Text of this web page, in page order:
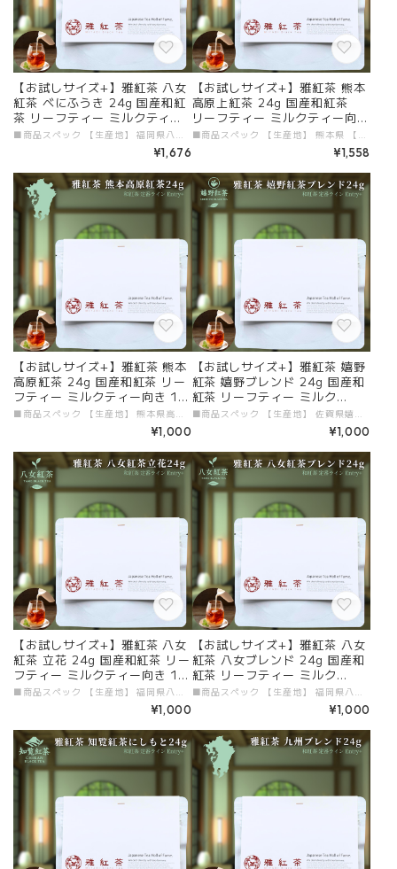
【お試しサイズ+】雅紅茶 八女
紅茶 べにふうき 24g 国産和紅
茶 リーフティー ミルクティー
向き 1000円ポッキリ | お茶 日
本茶 紅茶 和紅茶 茶の支度 送料
無料 丁寧なくらし 【定番】【E
ntry+】
■商品スペック 【生産地】 福岡県八女 【原材料】 国産和紅茶（べにふうき） 【添加物】 すべて不使用 【茶葉タイプ】 リーフティー 【内容量】 24g 【加工者・販売者】 有限会社ガーラジャパン # 商品説明文 「お試しサイズ+ 雅紅茶 八女紅茶 べにふうき 24g」が新登場！福岡県八女で自慢の「べにふうき」を贅沢に使用したこの和紅茶は、華やかで芳醇な香りが特徴です。しっかりしたコクと甘みが魅力の一杯で、特別なティータイムをお楽しみいただけます。また、美味しい紅茶の淹れ方冊子付きですので、初心者の方でも安心して楽しめます。 ■ 毎日のリフレッシュに最適！ 24gのパックは、八女紅茶 べにふうきを手軽に楽しむのにぴったり。豊かな香りと深い味わいが日常の疲れを癒し、心をリフレッシュします。クリーミーなミルクティーとしても楽しめるので、自分だけのアレンジを楽しむのも良いでしょう！ ■ 八女の特性豊かな味わい 八女紅茶 べにふうきは、自然の恵みと丁寧な栽培により生まれた特別な茶葉です。その独自の香りとコクが、リラクゼーションのひとときをより一層特別にしてくれます。国産和紅茶の美味しさを、ぜひこの機会に体験してください。 ■ 送料無料で手軽にお届け 便利なメール便を利用し、送料無料でお届けいたします。多忙な日常の中でも、高品質な和紅茶を手軽に楽しめるのは嬉しいポイントです。この機会に、八女の特製和紅茶をぜひお試しください！ 贅沢なひとときを「お試しサイズ+ 雅紅茶 八女紅茶 べにふうき 24g」で体験し、特別なティータイムをお楽しみください！
¥1,676
【お試しサイズ+】雅紅茶 熊本
高原上紅茶 24g 国産和紅茶
リーフティー ミルクティー向き
1000円ポッキリ | お茶 日本茶
紅茶 和紅茶 茶の支度 送料無料
丁寧なくらし 【定番】【Entry
+】
■商品スペック 【生産地】 熊本県 【原材料】 国産和紅茶 【添加物】 すべて不使用 【茶葉タイプ】 リーフティー 【内容量】 24g 【加工者・販売者】 有限会社ガーラジャパン # 商品説明文 「お試しサイズ+ 雅紅茶 熊本高原上紅茶 24g」が新登場！標高500mの高原で育まれたこの和紅茶は、自然の旨みをそのままに引き出した深い味わいが特徴です。まろやかな口当たりと豊かな香りを是非ご体験ください。ミルクティーとの相性も抜群で、日常のティータイムを特別なものに仕立ててくれます。さらに、美味しい紅茶の淹れ方冊子が付属しているため、初心者でも安心してお楽しみいただけます。 ■ 毎日のリフレッシュに最適！ 24gのパックは、熊本高原上紅茶を手軽に楽しむのに理想的です。コクのある味わいが心を癒し、リフレッシュタイムを提供します。クリーミーなミルクティーとしても楽しめるほか、スパイスやフルーツを加えたアレンジティーもぜひお試しください！ ■ 熊本の豊かな自然が育んだ味わい 熊本高原上紅茶は、風光明媚な自然環境と丁寧な栽培方法によって育まれた特別な茶葉です。その深みのある香りとコクが日常のリラックスタイムにさらなる豊かさをプラスしてくれます。国産和紅茶の魅力をこの機会にぜひ体験してください。 ■ 送料無料で手軽にお届け 便利なメール便を利用し、送料無料でお届けいたします。忙しい日常の中で、高品質な和紅茶を気軽に楽しむことができるのは大きな魅力です。ぜひこの機会に、熊本の特製和紅茶をお試しください！ 贅沢なひとときを「お試しサイズ+ 雅紅茶 熊本高原上紅茶 24g」で体験し、特別なティータイムをお楽しみください！
¥1,558
【お試しサイズ+】雅紅茶 熊本
高原紅茶 24g 国産和紅茶 リー
フティー ミルクティー向き 10
00円ポッキリ | お茶 日本茶 紅
茶 和紅茶 茶の支度 送料無料 丁
寧なくらし 【定番】【Entry
+】
¥1,000
【お試しサイズ+】雅紅茶 嬉野
紅茶 嬉野ブレンド 24g 国産和
紅茶 リーフティー ミルク
ティー向き 1000円ポッキリ |
お茶 日本茶 紅茶 和紅茶 茶の支
度 送料無料 丁寧なくらし 【定
番】【Entry+】
¥1,000
【お試しサイズ+】雅紅茶 八女
紅茶 立花 24g 国産和紅茶 リー
フティー ミルクティー向き 10
00円ポッキリ | お茶 日本茶 紅
茶 和紅茶 茶の支度 送料無料 丁
寧なくらし 【定番】【Entry
+】
■商品スペック 【生産地】 福岡県八女市 【原材料】 国産和紅茶 【添加物】 すべて不使用 【茶葉タイプ】 リーフティー 【内容量】 24g 【加工者・販売者】 有限会社ガーラジャパン # 商品説明文 「お試しサイズ+ 雅紅茶 八女紅茶 立花 24g」が新登場！福岡県八女市で丁寧に育てられた和紅茶は、透き通るルビー色とほのかな甘みが特徴で、特にミルクティーとの相性が楽しめる逸品です。この手軽なサイズで、日常のティータイムを特別なものに彩ります。さらに、美味しい紅茶の淹れ方冊子付きなので、初心者も安心してお楽しみいただけます。 ■ 毎日のリフレッシュに最適！ 24gのパックは、あなたのリフレッシュタイムにぴったりです。立花リーフティーの豊かな風味が、心を癒すひとときを提供します。ミルクを加えればクリーミーな口当たりが楽しめ、贅沢な味わいを演出します。また、スパイスやフルーツをプラスして、好みに応じたアレンジティーを楽しむこともできます！ ■ 八女の特性豊かな味わい 八女紅茶は、自然豊かな環境で生まれた特別な茶葉から成り、その芳醇な香りが心地よい瞬間を与えてくれます。この機会に、国産和紅茶の魅力をぜひ体験してみてください。 ■ 送料無料で手軽にお届け 便利なメール便を利用し、送料無料でお届けいたします。日常の中で、高品質な和紅茶を気軽に楽しむことができるのが嬉しいポイントです。ぜひこの機会に、八女の特製和紅茶をお試しください！ 特別なティータイムを「お試しサイズ+ 雅紅茶 八女紅茶 立花 24g」で楽しみ、日常に贅沢なひとときをプラスしてみませんか？
¥1,000
【お試しサイズ+】雅紅茶 八女
紅茶 八女ブレンド 24g 国産和
紅茶 リーフティー ミルク
ティー向き 1000円ポッキリ |
お茶 日本茶 紅茶 和紅茶 茶の支
度 送料無料 丁寧なくらし 【定
番】【Entry+】
■商品スペック 【生産地】 福岡県八女市 【原材料】 国産和紅茶 【添加物】 すべて不使用 【茶葉タイプ】 リーフティー 【内容量】 24g 【加工者・販売者】 有限会社ガーラジャパン # 商品説明文 「お試しサイズ+ 雅紅茶 八女紅茶 八女ブレンド 24g」が新登場！福岡県八女市で大切に育てられた和紅茶は、まろやかで豊かな風味が特徴。特にミルクティーとの相性が抜群で、贅沢なひとときを楽しめる逸品です。手軽に試せるサイズで、日常のティータイムを特別なものに彩ります。美味しい紅茶の淹れ方冊子付きなので、初心者でも安心してお楽しみいただけます。 ■ 毎日のリフレッシュに最適！ 24gのパックは、和紅茶を手軽に楽しむのにぴったりなサイズです。八女紅茶の繊細な味わいが、心を癒すリフレッシュタイムを提供します。さらに、ミルクを加えることでクリーミーな口当たりが楽しめ、特別な一杯を演出します。また、スパイスやフルーツをプラスすることで、好みに応じたアレンジティーを楽しむこともできます！ ■ 八女の特性豊かな味わい 八女紅茶は、自然豊かな環境で丁寧に育まれた特別な茶葉から生まれた一品です。芳醇な香りと深みのある風味が、日常に心地よい瞬間をもたらしてくれます。この機会に、国産和紅茶の魅力をぜひ体験してみてください。 ■ 送料無料で手軽にお届け 便利なメール便を利用し、送料無料でお届けいたします。忙しい日常の中でも、高品質な和紅茶を気軽に楽しめるのが嬉しいポイントです。この機会に、八女の特製和紅茶をぜひお試しください！ 特別なティータイムを「お試しサイズ+ 雅紅茶 八女紅茶 八女ブレンド 24g」で楽しみ、日常に贅沢なひとときをプラスしてみませんか？
¥1,000